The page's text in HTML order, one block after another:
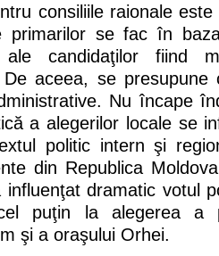
consiliile raionale
primarilor se fac în
ale candidaţilor fiind
aceea, se presupune
Nu încape
a alegerilor locale se
politic intern şi
din Republica
influenţat dramatic votul
puţin la alegerea a
şi a oraşului Orhei.